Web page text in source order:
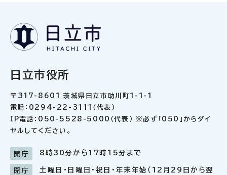
日立市役所
〒317-8601 茨城県日立市助川町1-1-1
電話：0294-22-3111（代表）
IP電話：050-5528-5000（代表） ※必ず「050」からダイ
ヤルしてください。
開庁 8時30分から17時15分まで
閉庁
土曜日・日曜日・祝日・年末年始（12月29日から翌